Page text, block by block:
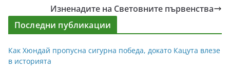
Изненадите на Световните първенства
Последни публикации
Как Хюндай пропусна сигурна победа, докато Кацута влезе
в историята